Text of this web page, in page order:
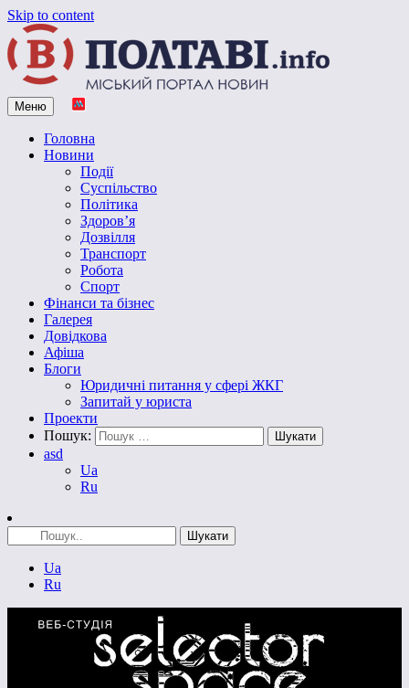
Skip to content
Vpoltave.info
Полтавський портал новин
Меню
Головна
Новини
Події
Суспільство
Політика
Здоров’я
Дозвілля
Транспорт
Робота
Спорт
Фінанси та бізнес
Галерея
Довідкова
Афіша
Блоги
Юридичні питання у сфері ЖКГ
Запитай у юриста
Проекти
Пошук:
asd
Ua
Ru
Ua
Ru